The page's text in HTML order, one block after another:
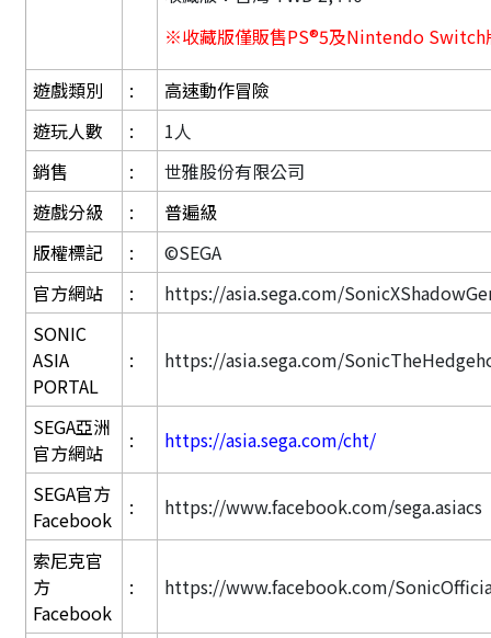
※收藏版僅販售PS®5及Nintendo Switch
遊戲類別 :
高速動作冒險
遊玩人數
:
1人
銷售
:
世雅股份有限公司
遊戲分級
:
普遍級
版權標記
:
©SEGA
官方網站
:
https://asia.sega.com/
SONIC
ASIA
PORTAL
: https://asia.sega.com/
SEGA亞洲
官方網站
: https://asia.sega.com/cht/
SEGA官方
Facebook
: https://www.facebook.com/sega.asiacs
索尼克官
方
Facebook
: https://www.facebook.com/